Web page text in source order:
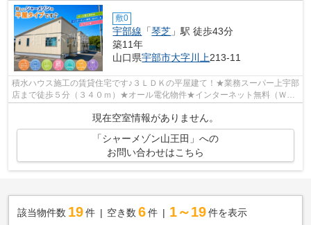
敷0
宇部線 「琴芝 」駅 徒歩43分
築11年
山口県宇部市大字川上213-11
積水ハウス施工の賃貸住宅です♪３ＬＤＫの平屋建て！★業務スーパー上宇部
店まで徒歩５分（３４０ｍ）★オール電化物件★インターネット無料（Ｗｉ
現在空室情報がありません。
「シャーメゾン山王田」への
お問い合わせはこちら
該当物件数 19件 空き数 6 件 1～19 件を表示